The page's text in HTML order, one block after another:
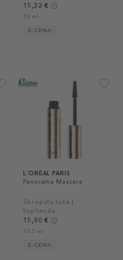
15,32 €
10 ml
E-CENA
L´ORÉAL PARIS
Panorama Mascara
Skropstu tuša |
kuplinoša
15,90 €
10.5 ml
E-CENA